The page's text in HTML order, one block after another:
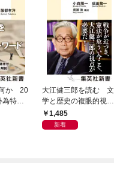
か 20
為特
謎
大江健三郎を読む 文
学と歴史の複眼的視点
から1,485
新着